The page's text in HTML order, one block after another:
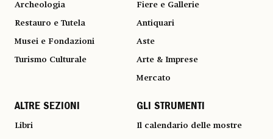
Archeologia
Restauro e Tutela
Musei e Fondazioni
Turismo Culturale
Fiere e Gallerie
Antiquari
Aste
Arte & Imprese
Mercato
ALTRE SEZIONI
Libri
GLI STRUMENTI
Il calendario delle mostre